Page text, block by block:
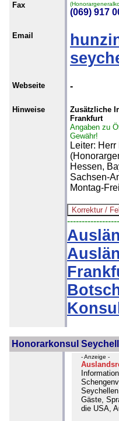
Fax
(069) 917
Email
Webseite -
Hinweise
Zusätzliche
Frankfurt
Angaben zu
Gewähr!
Leiter:
Hessen,
Sachsen-
Montag-
Honorarkonsul
- Anzeige -
Gäste,
die USA,